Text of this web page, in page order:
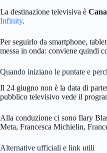
La destinazione televisiva è
Infinity.
Per seguirlo da smartphone,
messa in onda: conviene quindi
Quando iniziano le puntate e
Il 24 giugno non è la data di
pubblico televisivo vede il
Alla conduzione ci sono Ilary
Meta, Francesca Michielin,
Alternative ufficiali e link utili